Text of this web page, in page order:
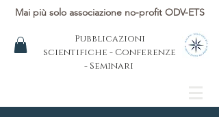
Mai più solo associazione no-profit ODV-ETS
Pubblicazioni
scientifiche - Conferenze
- Seminari